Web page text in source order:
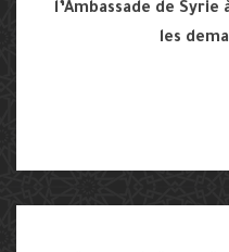
l’Ambassade de
les